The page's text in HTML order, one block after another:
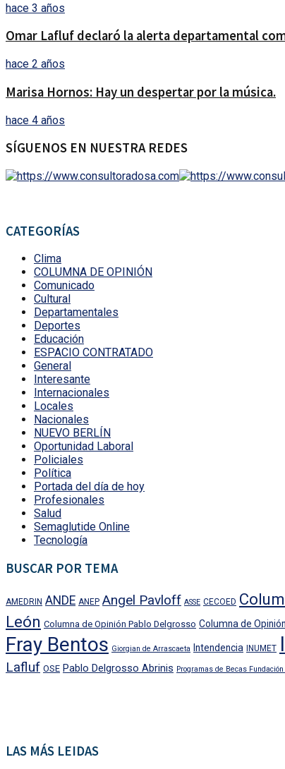
hace 3 años
Omar Lafluf declaró la alerta departamental
hace 2 años
Marisa Hornos: Hay un despertar por la música.
hace 4 años
SÍGUENOS EN NUESTRA REDES
CATEGORÍAS
Clima
COLUMNA DE OPINIÓN
Comunicado
Cultural
Departamentales
Deportes
Educación
ESPACIO CONTRATADO
General
Interesante
Internacionales
Locales
Nacionales
NUEVO BERLÍN
Oportunidad Laboral
Policiales
Política
Portada del día de hoy
Profesionales
Salud
Semaglutide Online
Tecnología
BUSCAR POR TEMA
AMEDRIN ANDE ANEP Angel Pavloff ASSE CECOED
León Columna de Opinión Pablo Delgrosso Columna de
Fray Bentos Giorgian de Arrascaeta Intendencia INUMET
Lafluf OSE Pablo Delgrosso Abrinis Programas de Becas Fundación
LAS MÁS LEIDAS